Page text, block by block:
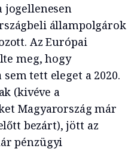
jogellenesen
állampolgárok
Az Európai
meg, hogy
tett eleget a 2020.
(kivéve a
Magyarország már
bezárt), jött az
pénzügyi